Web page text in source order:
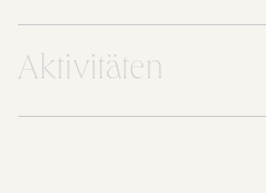
Aktivitäten